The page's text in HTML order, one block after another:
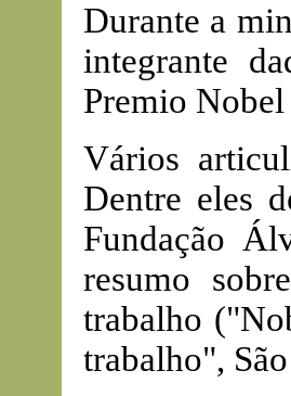
Durante a
integrante
Premio
Vários
Dentre eles
Fundação
resumo
trabalho
trabalho",